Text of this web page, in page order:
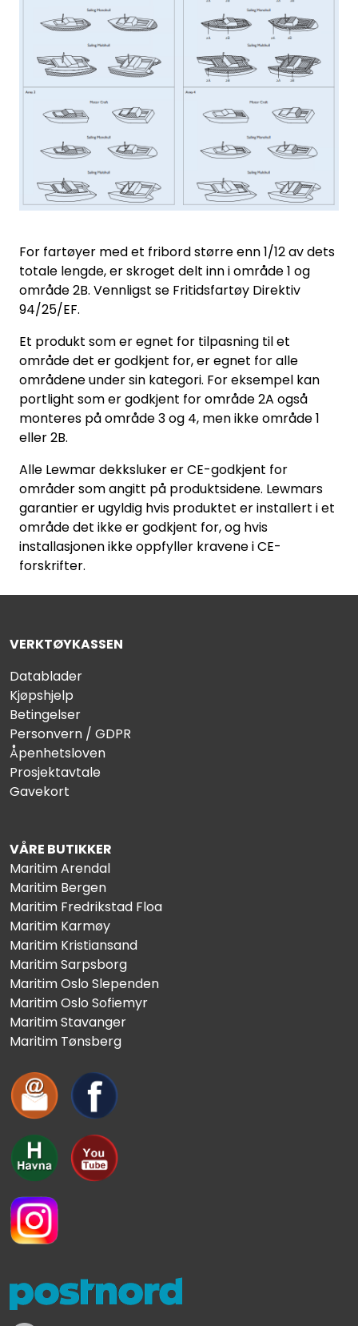
For fartøyer med et fribord større enn 1/12 av dets
totale lengde, er skroget delt inn i område 1 og
område 2B. Vennligst se Fritidsfartøy Direktiv
94/25/EF.
Et produkt som er egnet for tilpasning til et
område det er godkjent for, er egnet for alle
områdene under sin kategori. For eksempel kan
portlight som er godkjent for område 2A også
monteres på område 3 og 4, men ikke område 1
eller 2B.
Alle Lewmar dekksluker er CE-godkjent for
områder som angitt på produktsidene. Lewmars
garantier er ugyldig hvis produktet er installert i et
område det ikke er godkjent for, og hvis
installasjonen ikke oppfyller kravene i CE-
forskrifter.
VERKTØYKASSEN
Datablader
Kjøpshjelp
Betingelser
Personvern / GDPR
Åpenhetsloven
Prosjektavtale
Gavekort
VÅRE BUTIKKER
Maritim Arendal
Maritim Bergen
Maritim Fredrikstad Floa
Maritim Karmøy
Maritim Kristiansand
Maritim Sarpsborg
Maritim Oslo Slependen
Maritim Oslo Sofiemyr
Maritim Stavanger
Maritim Tønsberg